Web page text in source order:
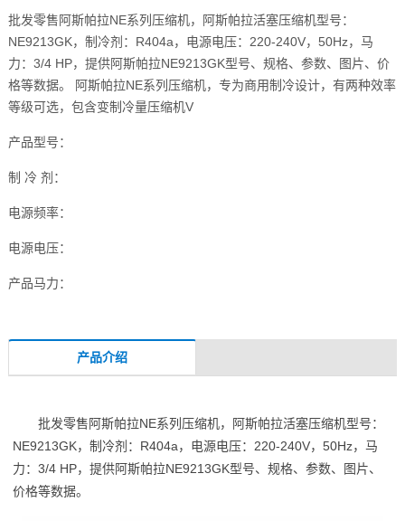
批发零售阿斯帕拉NE系列压缩机，阿斯帕拉活塞压缩机型号：
NE9213GK，制冷剂：R404a，电源电压：220-240V，50Hz，马
力：3/4 HP，提供阿斯帕拉NE9213GK型号、规格、参数、图片、价
格等数据。 阿斯帕拉NE系列压缩机，专为商用制冷设计，有两种效率
等级可选，包含变制冷量压缩机V
产品型号：
制 冷 剂：
电源频率：
电源电压：
产品马力：
产品介绍
批发零售阿斯帕拉NE系列压缩机，阿斯帕拉活塞压缩机型号：
NE9213GK，制冷剂：R404a，电源电压：220-240V，50Hz，马
力：3/4 HP，提供阿斯帕拉NE9213GK型号、规格、参数、图片、
价格等数据。